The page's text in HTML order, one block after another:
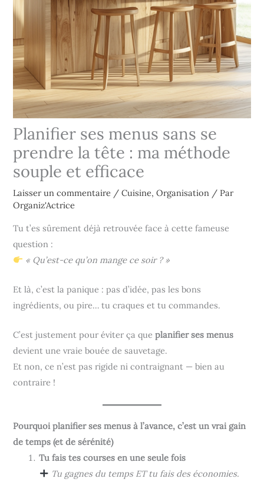
Planifier ses menus sans se
prendre la tête : ma méthode
souple et efficace
Laisser un commentaire /Cuisine,Organisation / Par
Organiz'Actrice
Tu t’es sûrement déjà retrouvée face à cette fameuse
question :
« Qu’est-ce qu’on mange ce soir ? »
Et là, c’est la panique : pas d’idée, pas les bons
ingrédients, ou pire… tu craques et tu commandes.
C’est justement pour éviter ça queplanifier ses menus
devient une vraie bouée de sauvetage.
Et non, ce n’est pas rigide ni contraignant — bien au
contraire !
Pourquoi planifier ses menus à l’avance, c’est un vrai gain
de temps (et de sérénité)
Tu fais tes courses en une seule fois
Tu gagnes du temps ET tu fais des économies.